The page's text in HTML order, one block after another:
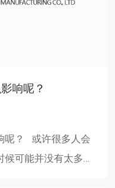
响呢？
呢？ 或许很多人会
可能并没有太多影